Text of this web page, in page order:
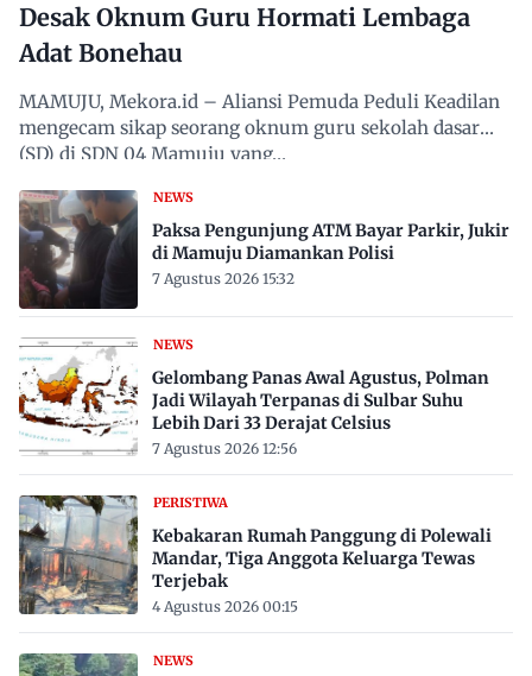
Desak Oknum Guru Hormati Lembaga
Adat Bonehau
MAMUJU, Mekora.id – Aliansi Pemuda Peduli Keadilan
mengecam sikap seorang oknum guru sekolah dasar
(SD) di SDN 04 Mamuju yang…
NEWS
Paksa Pengunjung ATM Bayar Parkir, Jukir
di Mamuju Diamankan Polisi
7 Agustus 2026 15:32
NEWS
Gelombang Panas Awal Agustus, Polman
Jadi Wilayah Terpanas di Sulbar Suhu
Lebih Dari 33 Derajat Celsius
7 Agustus 2026 12:56
PERISTIWA
Kebakaran Rumah Panggung di Polewali
Mandar, Tiga Anggota Keluarga Tewas
Terjebak
4 Agustus 2026 00:15
NEWS